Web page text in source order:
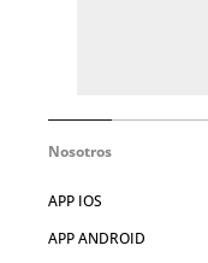
Nosotros
APP IOS
APP ANDROID